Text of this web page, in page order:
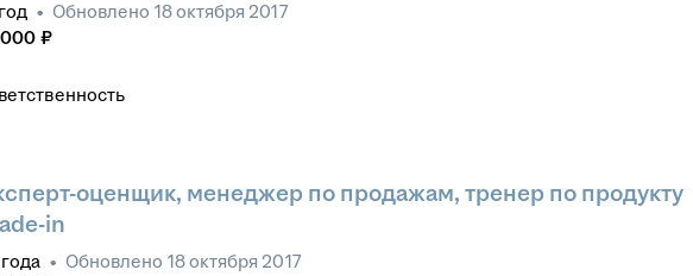
год • Обновлено 18 октября 2017
₽
оценщик, менеджер по продажам, тренер по продукту
in
года • Обновлено 18 октября 2017